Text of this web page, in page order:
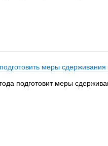
меры
подготовит меры